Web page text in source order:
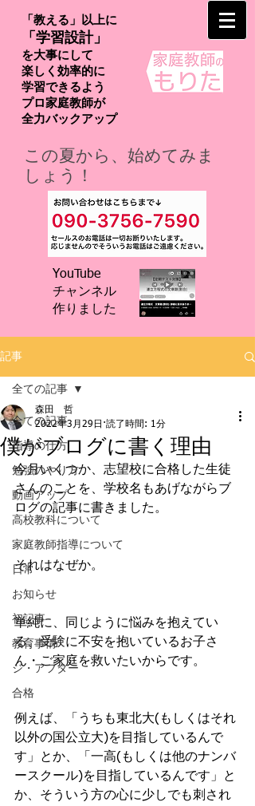
「教える」以上に
「学習設計」
を大事にして
楽しく効率的に
学習できるよう
プロ家庭教師が
​全力バックアップ
この夏から、始めてみま
しょう！
YouTube
チャンネル
​作りました
記事
全ての記事
指導の仕方
勉強のやり方
動画アップ
高校教科について
家庭教師指導について
日常
お知らせ
初記事
教育事情
ジ・アフター
合格
全ての記事
僕がブログに書く理由
森田 哲
2022年3月29日 読了時間: 1分
今月いくつか、志望校に合格した生徒
さんのことを、学校名もあげながらブ
ログの記事に書きました。
それはなぜか。
単純に、同じように悩みを抱えてい
る、受験に不安を抱いているお子さ
ん・ご家庭を救いたいからです。
例えば、「うちも東北大(もしくはそれ
以外の国公立大)を目指しているんで
す」とか、「一高(もしくは他のナンバ
ースクール)を目指しているんです」と
か、そういう方の心に少しでも刺され